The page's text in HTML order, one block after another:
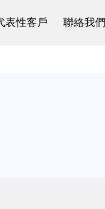
表性客戶 聯絡我們